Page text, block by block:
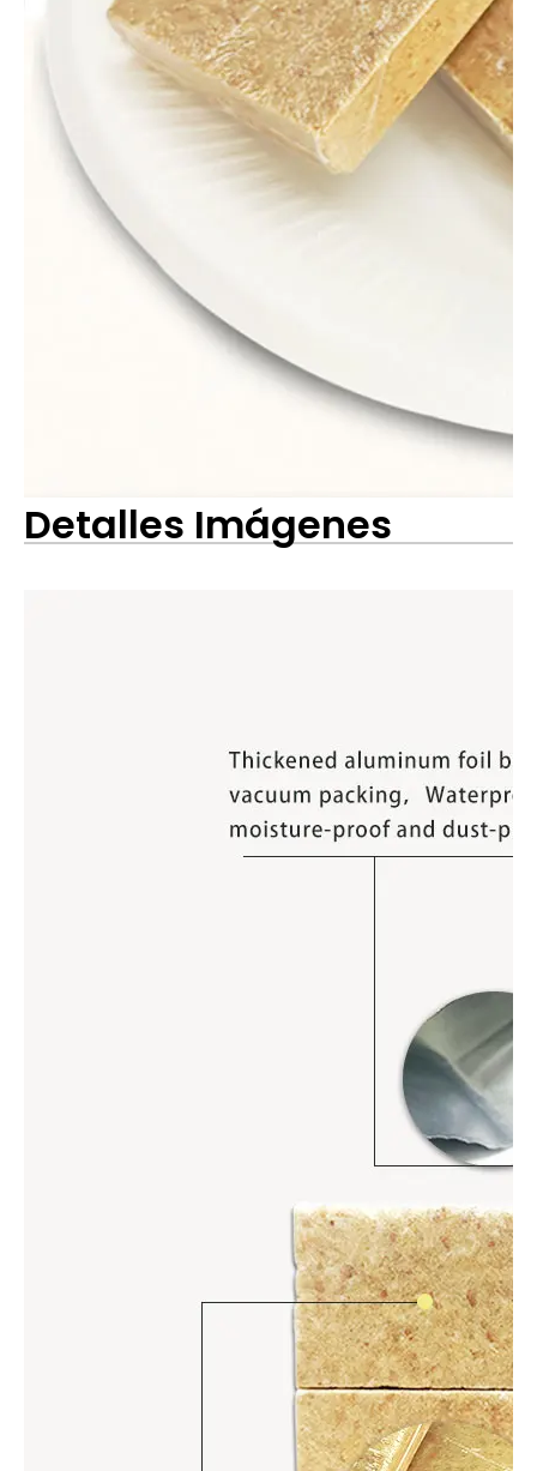
Detalles Imágenes